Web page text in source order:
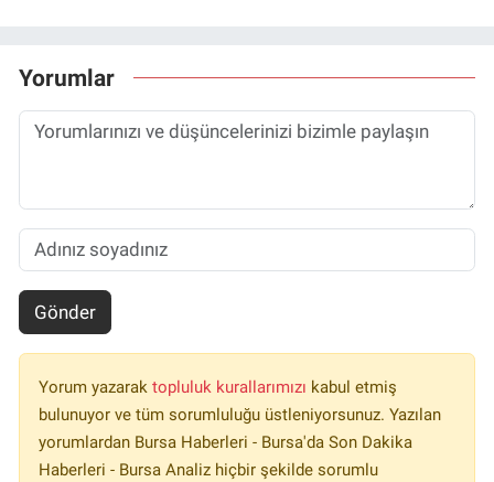
Yorumlar
Gönder
Yorum yazarak topluluk kurallarımızı kabul etmiş
bulunuyor ve tüm sorumluluğu üstleniyorsunuz. Yazılan
yorumlardan Bursa Haberleri - Bursa'da Son Dakika
Haberleri - Bursa Analiz hiçbir şekilde sorumlu